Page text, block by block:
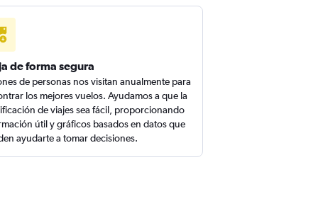
de forma segura
de personas nos visitan anualmente para
los mejores vuelos. Ayudamos a que la
de viajes sea fácil, proporcionando
útil y gráficos basados en datos que
ayudarte a tomar decisiones.